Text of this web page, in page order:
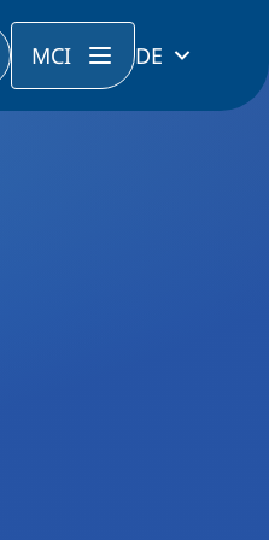
MCI DE